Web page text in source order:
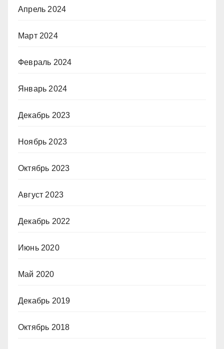
Апрель 2024
Март 2024
Февраль 2024
Январь 2024
Декабрь 2023
Ноябрь 2023
Октябрь 2023
Август 2023
Декабрь 2022
Июнь 2020
Май 2020
Декабрь 2019
Октябрь 2018